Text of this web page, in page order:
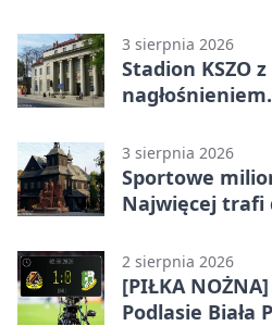
3 sierpnia 2026
Stadion KSZO
3 sierpnia 2026
Sportowe
Najwięcej trafi
2 sierpnia 2026
[PIŁKA
Podlasie Biała